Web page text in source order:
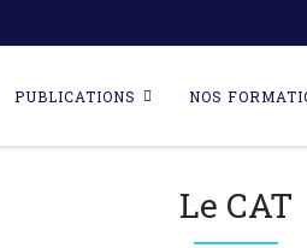
content
PUBLICATIONS NOS
Le CAT